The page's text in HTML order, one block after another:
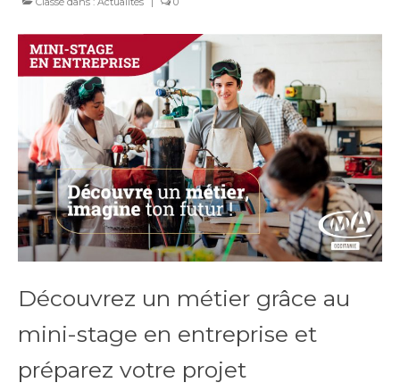
Découvrez un métier grâce au
mini-stage en entreprise et
préparez votre projet